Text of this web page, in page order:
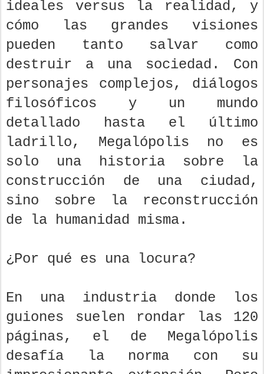
ideales versus la realidad, y
cómo las grandes visiones
pueden tanto salvar como
destruir a una sociedad. Con
personajes complejos, diálogos
filosóficos y un mundo
detallado hasta el último
ladrillo, Megalópolis no es
solo una historia sobre la
construcción de una ciudad,
sino sobre la reconstrucción
de la humanidad misma.
¿Por qué es una locura?
En una industria donde los
guiones suelen rondar las 120
páginas, el de Megalópolis
desafía la norma con su